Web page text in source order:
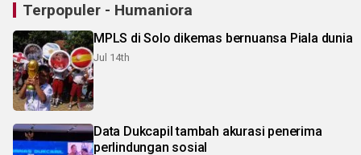
Terpopuler - Humaniora
MPLS di Solo dikemas bernuansa Piala dunia
Jul 14th
Data Dukcapil tambah akurasi penerima
perlindungan sosial